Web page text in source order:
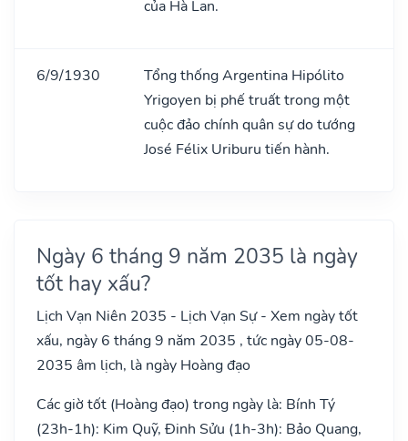
của Hà Lan.
6/9/1930
Tổng thống Argentina Hipólito
Yrigoyen bị phế truất trong một
cuộc đảo chính quân sự do tướng
José Félix Uriburu tiến hành.
Ngày 6 tháng 9 năm 2035 là ngày
tốt hay xấu?
Lịch Vạn Niên 2035 - Lịch Vạn Sự - Xem ngày tốt
xấu, ngày 6 tháng 9 năm 2035 , tức ngày 05-08-
2035 âm lịch, là ngày Hoàng đạo
Các giờ tốt (Hoàng đạo) trong ngày là: Bính Tý
(23h-1h): Kim Quỹ, Đinh Sửu (1h-3h): Bảo Quang,